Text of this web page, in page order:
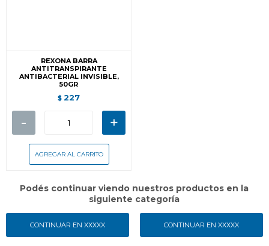
REXONA BARRA
ANTITRANSPIRANTE
ANTIBACTERIAL INVISIBLE,
50GR
$ 227
- +
CONTINUAR EN XXXXX
Podés continuar viendo nuestros productos en la
siguiente categoría
CONTINUAR EN XXXXX